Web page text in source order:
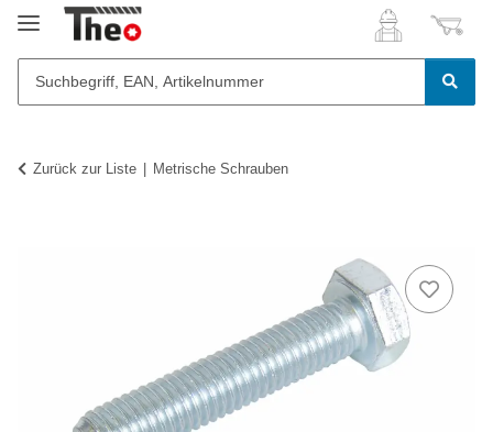
Zurück zur Liste Metrische Schrauben